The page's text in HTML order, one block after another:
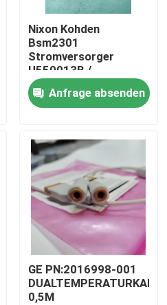
Nixon Kohden
Bsm2301
Stromversorger
U550013B /
U550013C
Anfrage absenden
GE PN:2016998-001
DUALTEMPERATURKABEL
0,5M